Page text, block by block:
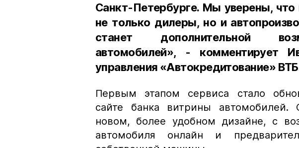
Санкт-Петербурге. Мы уверены, что
не только дилеры, но и
станет дополнительной
автомобилей», - комментирует
управления «Автокредитование»
Первым этапом сервиса стало
сайте банка витрины автомобилей.
новом, более удобном дизайне, с
автомобиля онлайн и